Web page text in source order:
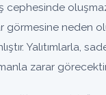
cephesinde
neden
Yalıtımlarla,
zarar